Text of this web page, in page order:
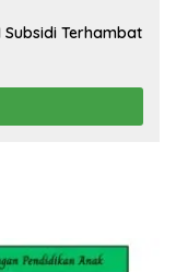
Terhambat